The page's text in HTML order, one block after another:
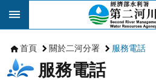
跳到主要內容區塊
首頁 關於二河分署 服務電話
服務電話